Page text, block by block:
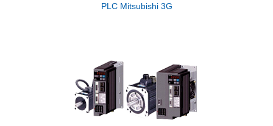
PLC Mitsubishi 3G